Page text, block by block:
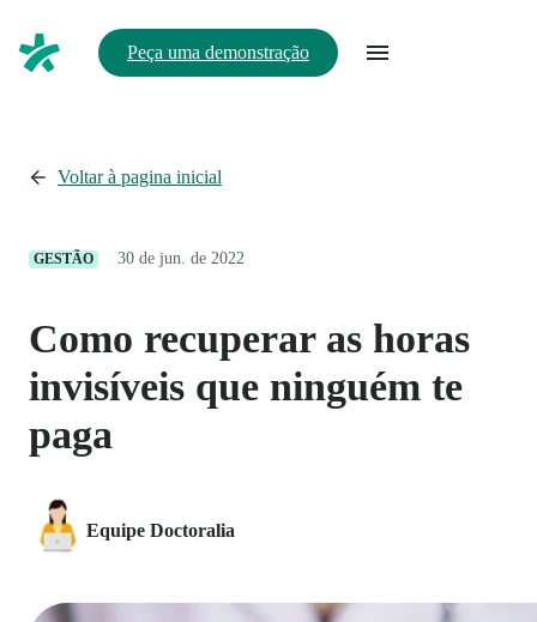
Peça uma demonstração
Voltar à pagina inicial
GESTÃO 30 de jun. de 2022
Como recuperar as horas
invisíveis que ninguém te
paga
Equipe Doctoralia